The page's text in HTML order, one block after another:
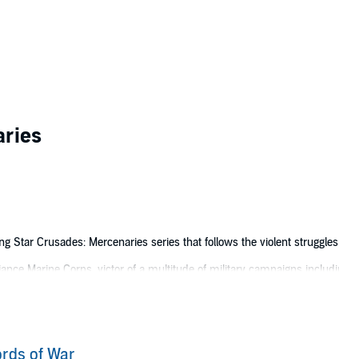
Star Crusades: Mercenaries series that follows the violent
Marine Corps, victor of a multitude of military campaigns
on the fringes of the Alliance. He has fought for money, for his
burned, and cities turned to ash. Millions more continue to
of War